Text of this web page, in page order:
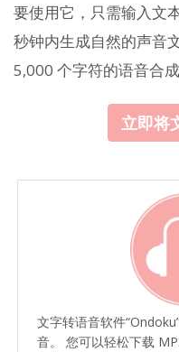
要使用它，只需输入文
秒钟内生成自然的声音
5,000 个字符的语音合
立即将
文字转语音软件
音。 您可以轻松下载